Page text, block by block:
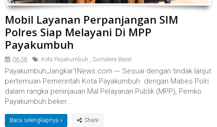
Mobil Layanan Perpanjangan SIM
Polres Siap Melayani Di MPP
Payakumbuh
06.58 Kota Payakumbuh , Sumatera Barat
Payakumbuh,Jangkar1News.com --- Sesuai dengan tindak lanjut
pertemuan Pemerintah Kota Payakumbuh dengan Mabes Polri
dalam rangka peninjauan Mal Pelayanan Publik (MPP), Pemko
Payakumbuh beker...
Baca selengkapnya »